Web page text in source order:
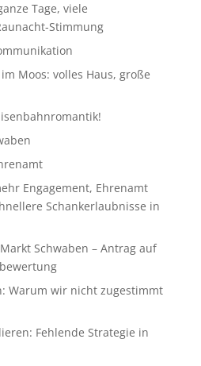
Tage, viele
Stimmung
Moos: volles Haus, große
Engagement, Ehrenamt
Schankerlaubnisse in
Schwaben – Antrag auf
Warum wir nicht zugestimmt
Fehlende Strategie in